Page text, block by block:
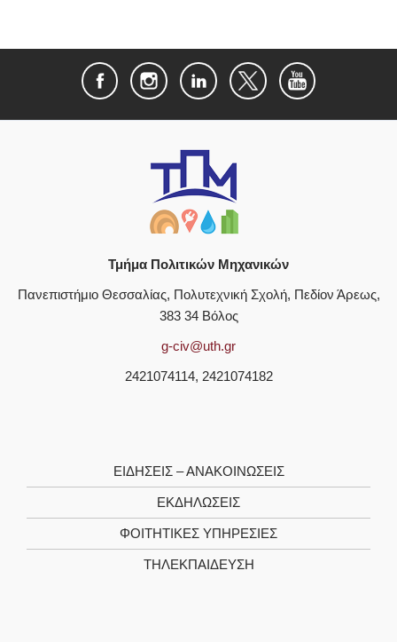
Τμήμα Πολιτικών Μηχανικών
Πανεπιστήμιο Θεσσαλίας, Πολυτεχνική Σχολή, Πεδίον Άρεως,
383 34 Βόλος
g-civ@uth.gr
2421074114, 2421074182
ΕΙΔΗΣΕΙΣ – ΑΝΑΚΟΙΝΩΣΕΙΣ
ΕΚΔΗΛΩΣΕΙΣ
ΦΟΙΤΗΤΙΚΈΣ ΥΠΗΡΕΣΊΕΣ
ΤΗΛΕΚΠΑΊΔΕΥΣΗ